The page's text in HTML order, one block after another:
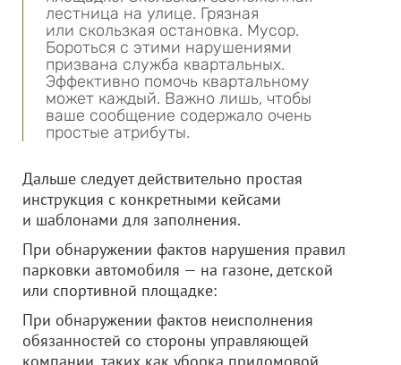
лестница на улице. Грязная
или скользкая остановка. Мусор.
Бороться с этими нарушениями
призвана служба квартальных.
Эффективно помочь квартальному
может каждый. Важно лишь, чтобы
ваше сообщение содержало очень
простые атрибуты.
Дальше следует действительно простая
инструкция с конкретными кейсами
и шаблонами для заполнения.
При обнаружении фактов нарушения правил
парковки автомобиля — на газоне, детской
или спортивной площадке:
При обнаружении фактов неисполнения
обязанностей со стороны управляющей